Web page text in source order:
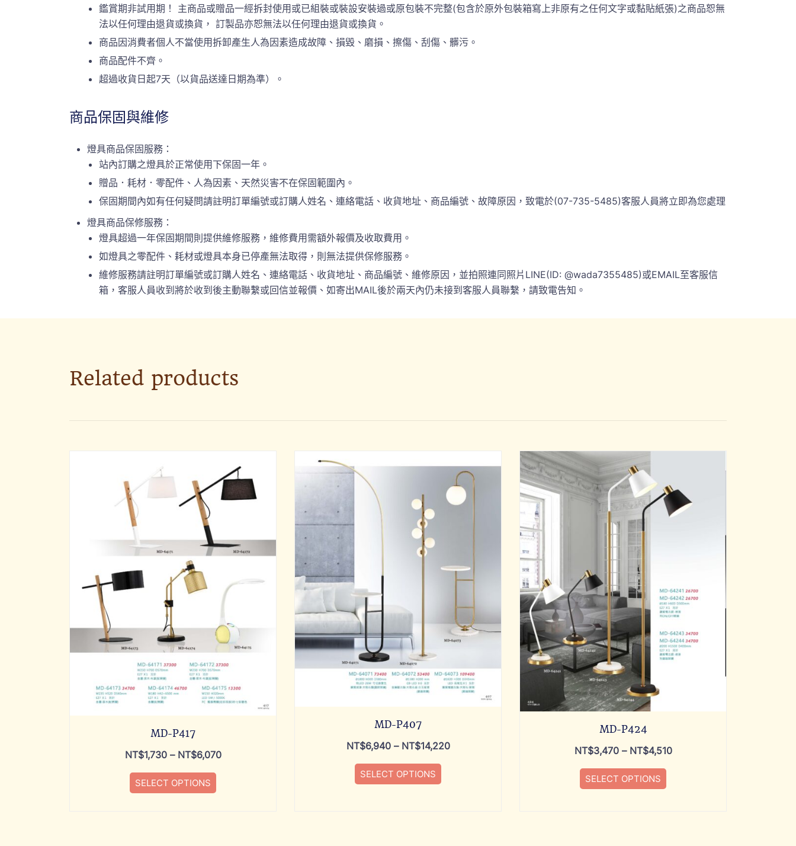
鑑賞期非試用期！ 主商品或贈品一經拆封使用或已組裝或裝設安裝過或原包裝不完整(包含於原外包裝箱寫上非原有之任何文字或黏貼紙張)之商品恕無
法以任何理由退貨或換貨， 訂製品亦恕無法以任何理由退貨或換貨。
商品因消費者個人不當使用拆卸產生人為因素造成故障、損毀、磨損、擦傷、刮傷、髒污。
商品配件不齊。
超過收貨日起7天（以貨品送達日期為準）。
商品保固與維修
燈具商品保固服務：
站內訂購之燈具於正常使用下保固一年。
贈品．耗材．零配件、人為因素、天然災害不在保固範圍內。
保固期間內如有任何疑問請註明訂單編號或訂購人姓名、連絡電話、收貨地址、商品編號、故障原因，致電於(07-735-5485)客服人員將立即為您處理
燈具商品保修服務：
燈具超過一年保固期間則提供維修服務，維修費用需額外報價及收取費用。
如燈具之零配件、耗材或燈具本身已停產無法取得，則無法提供保修服務。
維修服務請註明訂單編號或訂購人姓名、連絡電話、收貨地址、商品編號、維修原因，並拍照連同照片LINE(ID: @wada7355485)或EMAIL至客服信
箱，客服人員收到將於收到後主動聯繫或回信並報價、如寄出MAIL後於兩天內仍未接到客服人員聯繫，請致電告知。
Related products
MD-P417
NT$1,730– NT$6,070
SELECT OPTIONS
MD-P407
NT$6,940– NT$14,220
SELECT OPTIONS
MD-P424
NT$3,470– NT$4,510
SELECT OPTIONS